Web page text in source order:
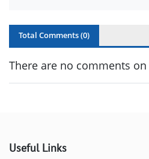
Total Comments (0)
There are no comments
Useful Links